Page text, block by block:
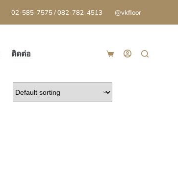
02-585-7575 / 082-782-4513 @vkfloor
ติดต่อ